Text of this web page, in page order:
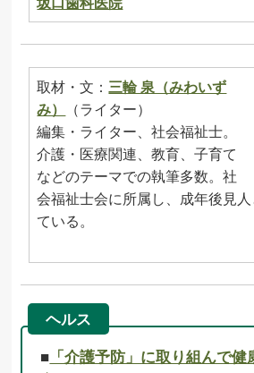
取材・文：三輪 泉（みわいず
み）
（ライター）
編集・ライター、社会福祉士。
介護・医療関連、教育、子育て
などのテーマでの執筆多数。社
会福祉士会に所属し、成年後見
ている。
ヘルス
■ 「介護予防」に取り組んで